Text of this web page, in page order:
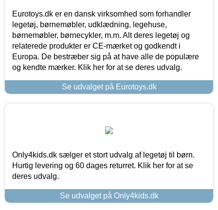
Eurotoys.dk er en dansk virksomhed som forhandler
legetøj, børnemøbler, udklædning, legehuse,
børnemøbler, børnecykler, m.m. Alt deres legetøj og
relaterede produkter er CE-mærket og godkendt i
Europa. De bestræber sig på at have alle de populære
og kendte mærker. Klik her for at se deres udvalg.
Se udvalget på Eurotoys.dk
Only4kids.dk sælger et stort udvalg af legetøj til børn.
Hurtig levering og 60 dages returret. Klik her for at se
deres udvalg.
Se udvalget på Only4kids.dk